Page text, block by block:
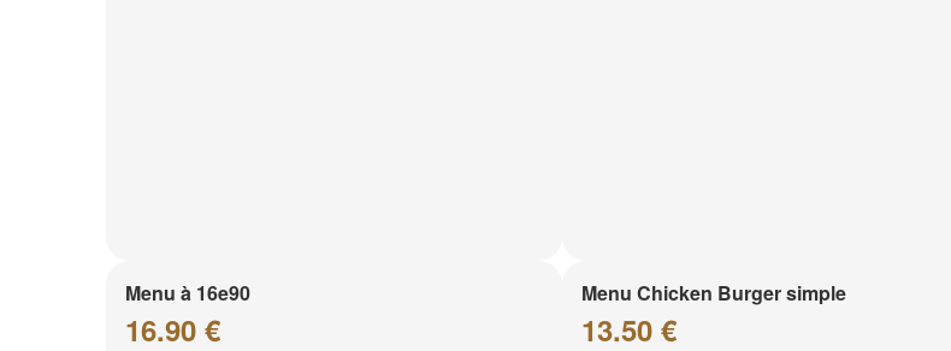
Menu à 16e90
16.90 €
Menu Chicken Burger simple
13.50 €